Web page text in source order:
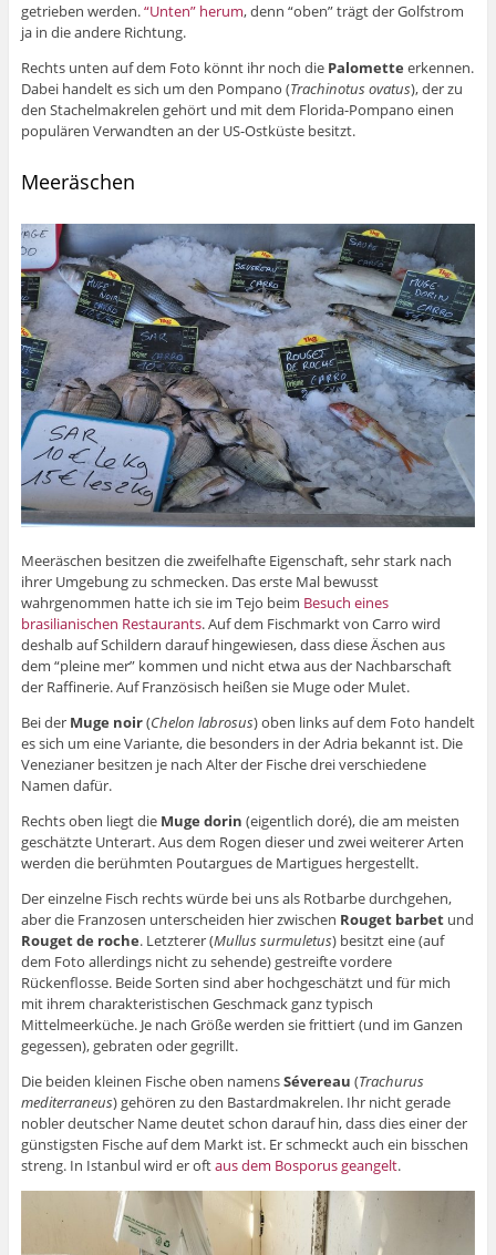
getrieben werden.“Unten” herum, denn “oben” trägt der Golfstrom
ja in die andere Richtung.
Rechts unten auf dem Foto könnt ihr noch die Palomette erkennen.
Dabei handelt es sich um den Pompano (Trachinotus ovatus), der zu
den Stachelmakrelen gehört und mit dem Florida-Pompano einen
populären Verwandten an der US-Ostküste besitzt.
Meeräschen
Meeräschen besitzen die zweifelhafte Eigenschaft, sehr stark nach
ihrer Umgebung zu schmecken. Das erste Mal bewusst
wahrgenommen hatte ich sie im Tejo beim Besuch eines
brasilianischen Restaurants. Auf dem Fischmarkt von Carro wird
deshalb auf Schildern darauf hingewiesen, dass diese Äschen aus
dem “pleine mer” kommen und nicht etwa aus der Nachbarschaft
der Raffinerie. Auf Französisch heißen sie Muge oder Mulet.
Bei der Muge noir(Chelon labrosus) oben links auf dem Foto handelt
es sich um eine Variante, die besonders in der Adria bekannt ist. Die
Venezianer besitzen je nach Alter der Fische drei verschiedene
Namen dafür.
Rechts oben liegt die Muge dorin (eigentlich doré), die am meisten
geschätzte Unterart. Aus dem Rogen dieser und zwei weiterer Arten
werden die berühmten Poutargues de Martigues hergestellt.
Der einzelne Fisch rechts würde bei uns als Rotbarbe durchgehen,
aber die Franzosen unterscheiden hier zwischen Rouget barbetund
Rouget de roche. Letzterer (Mullus surmuletus) besitzt eine (auf
dem Foto allerdings nicht zu sehende) gestreifte vordere
Rückenflosse. Beide Sorten sind aber hochgeschätzt und für mich
mit ihrem charakteristischen Geschmack ganz typisch
Mittelmeerküche. Je nach Größe werden sie frittiert (und im Ganzen
gegessen), gebraten oder gegrillt.
Die beiden kleinen Fische oben namensSévereau (Trachurus
mediterraneus) gehören zu den Bastardmakrelen. Ihr nicht gerade
nobler deutscher Name deutet schon darauf hin, dass dies einer der
günstigsten Fische auf dem Markt ist. Er schmeckt auch ein bisschen
streng. In Istanbul wird er oftaus dem Bosporus geangelt.